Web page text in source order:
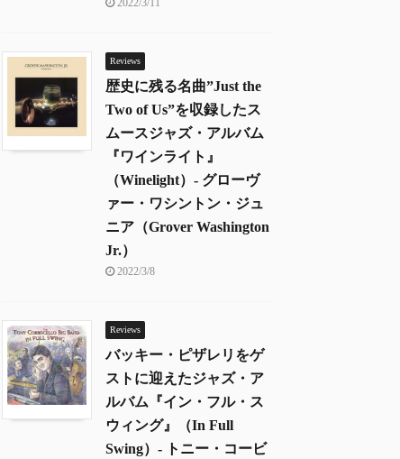
Reviews
歴史に残る名曲”Just the
Two of Us”を収録したス
ムースジャズ・アルバム
『ワインライト』
（Winelight）- グローヴ
ァー・ワシントン・ジュ
ニア（Grover Washington
Jr.）
2022/3/8
Reviews
バッキー・ピザレリをゲ
ストに迎えたジャズ・ア
ルバム『イン・フル・ス
ウィング』（In Full
Swing）- トニー・コービ